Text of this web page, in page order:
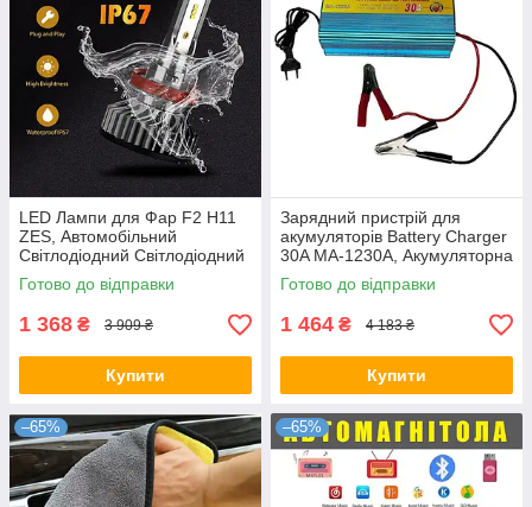
LED Лампи для Фар F2 H11
ZES, Автомобільний
Світлодіодний Світлодіодний
Світло
Готово до відправки
1 368 ₴ 3 909 ₴
Купити
Зарядний пристрій для
акумуляторів Battery Charger
30A MA-1230A, Акумуляторна
зарядка для авто
Готово до відправки
1 464 ₴ 4 183 ₴
Купити
–65% –65%